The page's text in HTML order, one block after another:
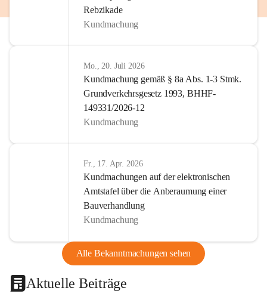
Rebzikade
Kundmachung
Mo., 20. Juli 2026
Kundmachung gemäß § 8a Abs. 1-3 Stmk.
Grundverkehrsgesetz 1993, BHHF-
149331/2026-12
Kundmachung
Fr., 17. Apr. 2026
Kundmachungen auf der elektronischen
Amtstafel über die Anberaumung einer
Bauverhandlung
Kundmachung
Alle Bekanntmachungen sehen
Aktuelle Beiträge